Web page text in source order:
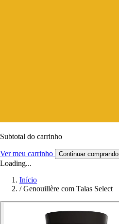
Subtotal do carrinho
Ver meu carrinho Continuar comprando
Loading...
Início
/ Genouillère com Talas Select